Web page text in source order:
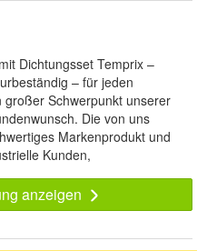
Dichtungsset Temprix –
– für jeden
Schwerpunkt unserer
Die von uns
Markenprodukt und
Kunden,
anzeigen